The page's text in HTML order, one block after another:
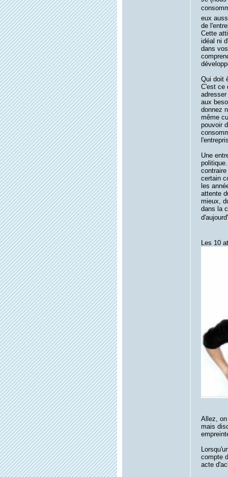
eux
de
Cette
idéal ni
dans
Qui doit
C'est ce
aux
donnez
même
pouvoir
Une
certain
les
attente
mieux,
dans la
Les 10
Allez,
mais
compte
acte